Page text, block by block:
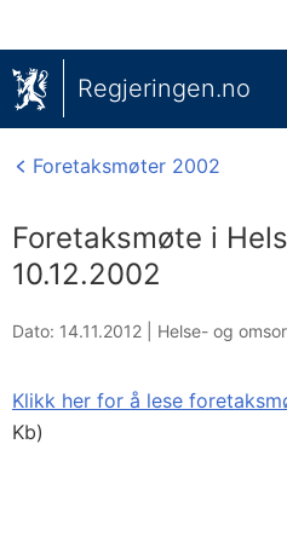
Regjeringen.no
Foretaksmøter 2002
Foretaksmøte i
10.12.2002
Dato: 14.11.2012 Helse- og
Klikk her for å lese
Kb)